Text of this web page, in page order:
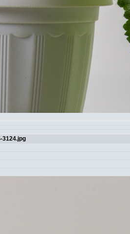
3124.jpg